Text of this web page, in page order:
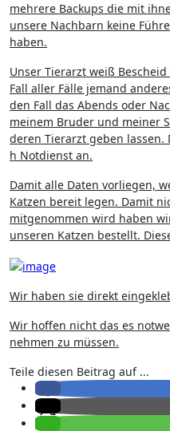
mehrere Backups die mit
unsere Nachbarn keine
haben.
Unser Tierarzt weiß
Fall aller Fälle jemand
den Fall das Abends oder
meinem Bruder und meiner
deren Tierarzt geben lassen.
h Notdienst an.
Damit alle Daten vorliegen,
Katzen bereit legen. Damit
mitgenommen wird haben
unseren Katzen bestellt.
Wir haben sie direkt
Wir hoffen nicht das es
nehmen zu müssen.
Teile diesen Beitrag auf ...